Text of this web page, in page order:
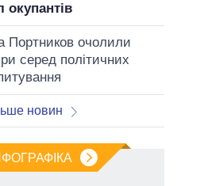
окупантів
Портников очолили
серед політичних
новин